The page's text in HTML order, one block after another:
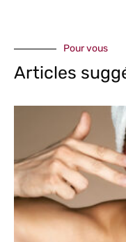
Pour vous
Articles